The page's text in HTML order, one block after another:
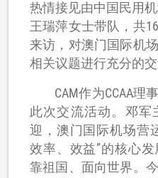
热情接见由中国民用
王瑞萍女士带队，共
来访，对澳门国际机
相关议题进行充分的交
CAM作为CCAA理
此次交流活动。邓军
迎，澳门国际机场营
效率、效益”的核心
靠祖国、面向世界。